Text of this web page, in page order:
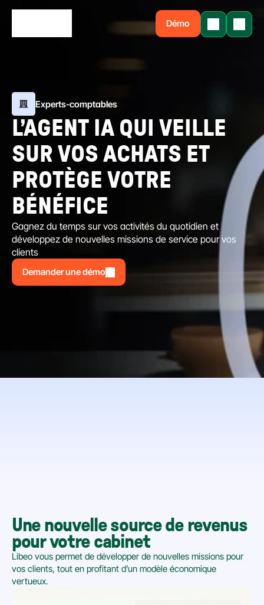
Démo
Experts-comptables
L’AGENT IA QUI VEILLE
SUR VOS ACHATS ET
PROTÈGE VOTRE
BÉNÉFICE
Gagnez du temps sur vos activités du quotidien et
développez de nouvelles missions de service pour vos
clients
Demander une démo
Une nouvelle source de revenus
pour votre cabinet
Libeo vous permet de développer de nouvelles missions pour
vos clients, tout en profitant d’un modèle économique
vertueux.